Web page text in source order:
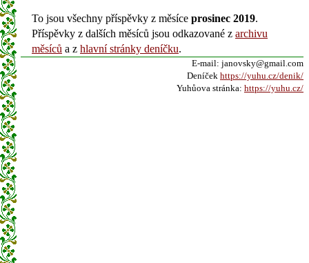
To jsou všechny příspěvky z měsíce prosinec 2019.
Příspěvky z dalších měsíců jsou odkazované z archivu
měsíců a z hlavní stránky deníčku.
E-mail: janovsky@gmail.com
Deníček https://yuhu.cz/denik/
Yuhůova stránka: https://yuhu.cz/